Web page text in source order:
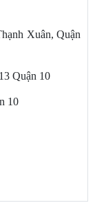
Xuân, Quận
Quận 10
10